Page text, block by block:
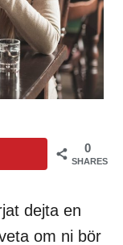
0
SHARES
dejta en
om ni bör